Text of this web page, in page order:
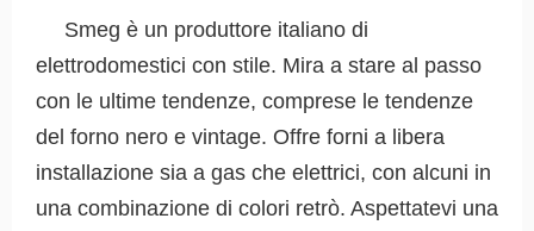
Smeg è un produttore italiano di
elettrodomestici con stile. Mira a stare al passo
con le ultime tendenze, comprese le tendenze
del forno nero e vintage. Offre forni a libera
installazione sia a gas che elettrici, con alcuni in
una combinazione di colori retrò. Aspettatevi una